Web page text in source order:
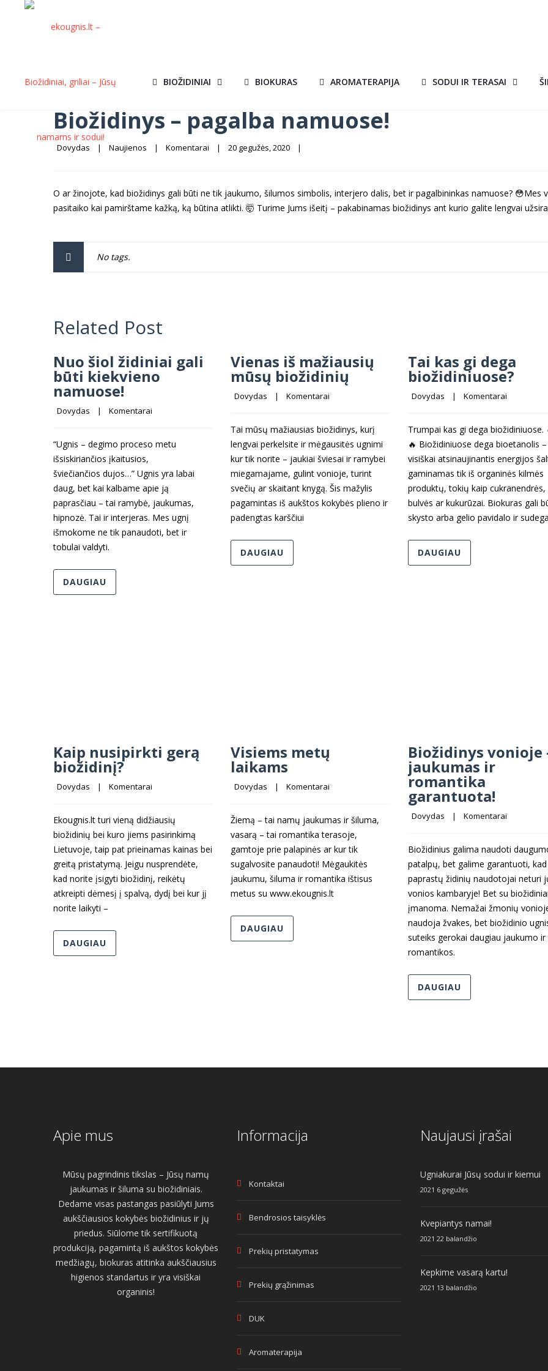
BIOŽIDINIAI BIOKURAS AROMATERAPIJA SODUI IR TERASAI
Biožidinys – pagalba namuose!
Dovydas | Naujienos | Komentarai | 20 gegužės, 2020 |
O ar žinojote, kad biožidinys gali būti ne tik jaukumo, šilumos simbolis, interjero dalis, bet ir pagalbininkas namuose? 😳Mes
pasitaiko kai pamirštame kažką, ką būtina atlikti. 🤯 Turime Jums išeitį – pakabinamas biožidinys ant kurio galite lengvai
No tags.
Related Post
Nuo šiol židiniai gali
būti kiekvieno
namuose!
Dovydas
    |
Komentarai
“Ugnis – degimo proceso metu
išsiskiriančios įkaitusios,
šviečiančios dujos…” Ugnis yra labai
daug, bet kai kalbame apie ją
paprasčiau – tai ramybė, jaukumas,
hipnozė. Tai ir interjeras. Mes ugnį
išmokome ne tik panaudoti, bet ir
tobulai valdyti.
DAUGIAU
Vienas iš mažiausių
mūsų biožidinių
Dovydas
    |
Komentarai
Tai mūsų mažiausias biožidinys, kurį
lengvai perkelsite ir mėgausitės ugnimi
kur tik norite – jaukiai šviesai ir ramybei
miegamajame, gulint vonioje, turint
svečių ar skaitant knygą. Šis mažylis
pagamintas iš aukštos kokybės plieno ir
padengtas karščiui
DAUGIAU
Tai kas gi dega
biožidiniuose?
Dovydas
    |
Komentarai
Trumpai kas gi dega biožidiniuose.
🔥 Biožidiniuose dega bioetanolis –
visiškai atsinaujinantis energijos
gaminamas tik iš organinės kilmės
produktų, tokių kaip cukranendrės,
bulvės ar kukurūzai. Biokuras gali
skysto arba gelio pavidalo ir
DAUGIAU
Kaip nusipirkti gerą
biožidinį?
Dovydas
    |
Komentarai
Ekougnis.lt turi vieną didžiausių
biožidinių bei kuro jiems pasirinkimą
Lietuvoje, taip pat prieinamas kainas bei
greitą pristatymą. Jeigu nusprendėte,
kad norite įsigyti biožidinį, reikėtų
atkreipti dėmesį į spalvą, dydį bei kur jį
norite laikyti –
DAUGIAU
Visiems metų
laikams
Dovydas
    |
Komentarai
Žiemą – tai namų jaukumas ir šiluma,
vasarą – tai romantika terasoje,
gamtoje prie palapinės ar kur tik
sugalvosite panaudoti! Mėgaukitės
jaukumu, šiluma ir romantika ištisus
metus su www.ekougnis.lt
DAUGIAU
Biožidinys vonioje
jaukumas ir
romantika
garantuota!
Dovydas
    |
Komentarai
Biožidinius galima naudoti
patalpų, bet galime garantuoti, kad
paprastų židinių naudotojai neturi
vonios kambaryje! Bet su
įmanoma. Nemažai žmonių
naudoja žvakes, bet biožidinio
suteiks gerokai daugiau jaukumo ir
romantikos.
DAUGIAU
Apie mus
Mūsų pagrindinis tikslas – Jūsų namų
jaukumas ir šiluma su biožidiniais.
Dedame visas pastangas pasiūlyti Jums
aukščiausios kokybės biožidinius ir jų
priedus. Siūlome tik sertifikuotą
produkciją, pagamintą iš aukštos kokybės
medžiagų, biokuras atitinka aukščiausius
higienos standartus ir yra visiškai
organinis!
Informacija
Kontaktai
Bendrosios taisyklės
Prekių pristatymas
Prekių grąžinimas
DUK
Aromaterapija
Naujausi įrašai
Ugniakurai Jūsų sodui ir kiemui
2021 6 gegužės
Kvepiantys namai!
2021 22 balandžio
Kepkime vasarą kartu!
2021 13 balandžio